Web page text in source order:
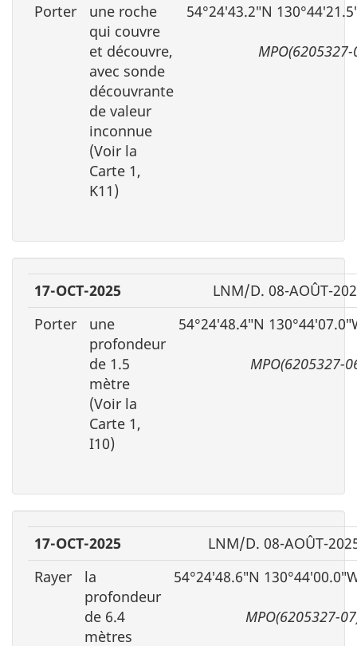
Porter
une roche
qui couvre
et découvre,
avec sonde
découvrante
de valeur
inconnue
(Voir la
Carte 1,
K11)
54°24′43.2″N
MPO(6205327-
17-OCT-2025
LNM/D. 08-AOÛT-
Porter
une
profondeur
de 1.5
mètre
(Voir la
Carte 1,
I10)
54°24′48.4″N
MPO(6205327-
17-OCT-2025
LNM/D. 08-AOÛT-
Rayer
la
profondeur
de 6.4
mètres
54°24′48.6″N
MPO(6205327-